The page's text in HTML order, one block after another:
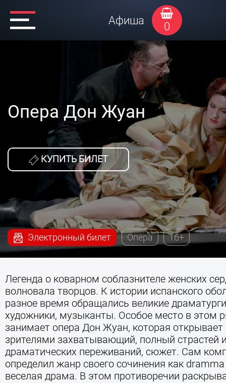
Афиша 0
Опера Дон Жуан
КУПИТЬ БИЛЕТ
Электронный билет Опера 16+
Легенда о коварном соблазнителе женских
волновала творцов. К истории испанского
разное время обращались великие
художники, музыканты. Особое место в этом
занимает опера Дон Жуан, которая открывает
зрителями захватывающий, полный страстей
драматических переживаний, сюжет. Сам
определил жанр своего сочинения как
веселая драма. В этом противоречии